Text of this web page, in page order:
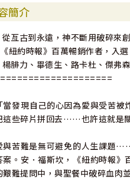
簡介
亙古到永遠，神不斷用破碎來
紐約時報》百萬暢銷作者，入
腓力、畢德生、路卡杜、傑弗
當發現自己的心因為愛與受苦被
這些碎片拼回去……也許這就是關
與苦難是無可避免的人生課題
案。安．福斯坎，《紐約時報》
艱難提問中，與聖餐中破碎血肉